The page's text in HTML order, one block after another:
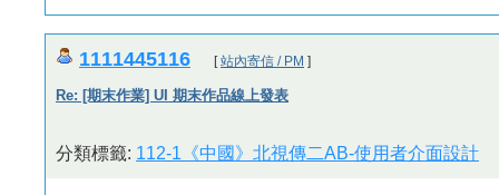
1111445116 [站內寄信 / PM ]
Re: [期末作業] UI 期末作品線上發表
分類標籤: 112-1《中國》北視傳二AB-使用者介面設計